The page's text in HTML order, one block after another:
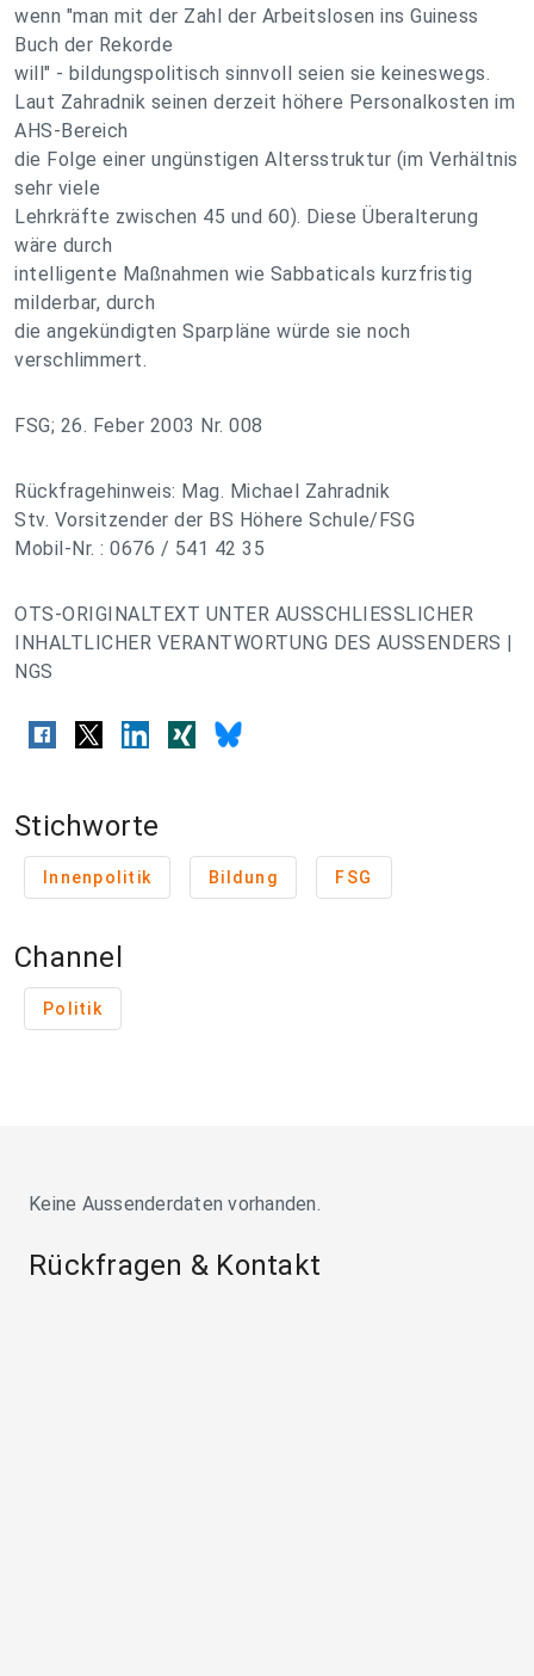
wenn "man mit der Zahl der Arbeitslosen ins Guiness
Buch der Rekorde
will" - bildungspolitisch sinnvoll seien sie keineswegs.
Laut Zahradnik seinen derzeit höhere Personalkosten im
AHS-Bereich
die Folge einer ungünstigen Altersstruktur (im Verhältnis
sehr viele
Lehrkräfte zwischen 45 und 60). Diese Überalterung
wäre durch
intelligente Maßnahmen wie Sabbaticals kurzfristig
milderbar, durch
die angekündigten Sparpläne würde sie noch
verschlimmert.
FSG; 26. Feber 2003 Nr. 008
Rückfragehinweis: Mag. Michael Zahradnik
Stv. Vorsitzender der BS Höhere Schule/FSG
Mobil-Nr. : 0676 / 541 42 35
OTS-ORIGINALTEXT UNTER AUSSCHLIESSLICHER
INHALTLICHER VERANTWORTUNG DES AUSSENDERS |
NGS
Stichworte
Innenpolitik Bildung FSG
Channel
Politik
Keine Aussenderdaten vorhanden.
Rückfragen & Kontakt